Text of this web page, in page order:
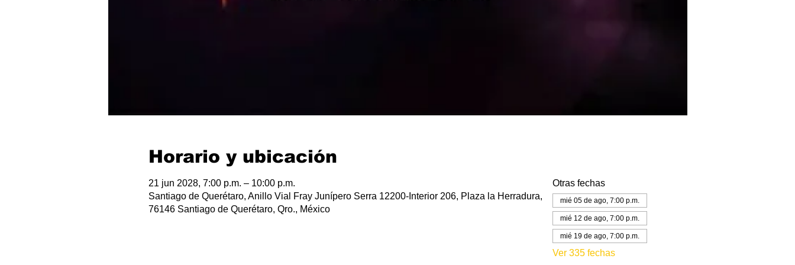
Horario y ubicación
21 jun 2028, 7:00 p.m. – 10:00 p.m.
Santiago de Querétaro, Anillo Vial Fray Junípero Serra 12200-Interior 206, Plaza la Herradura,
76146 Santiago de Querétaro, Qro., México
Otras fechas
mié 05 de ago, 7:00 p.m.
mié 12 de ago, 7:00 p.m.
mié 19 de ago, 7:00 p.m.
Ver 335 fechas